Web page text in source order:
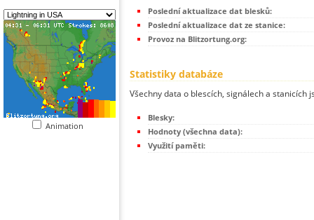
Animation
Poslední aktualizace dat blesků:
Poslední aktualizace dat ze stanice:
Provoz na Blitzortung.org:
Statistiky databáze
Všechny data o blescích, signálech a
Blesky:
Hodnoty (všechna data):
Využití paměti: